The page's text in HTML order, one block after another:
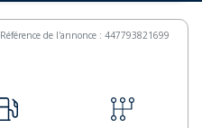
Référence de l'annonce : 447793821699